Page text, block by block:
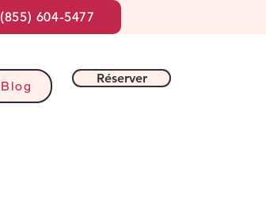
Blog
Réserver
(855) 604-5477